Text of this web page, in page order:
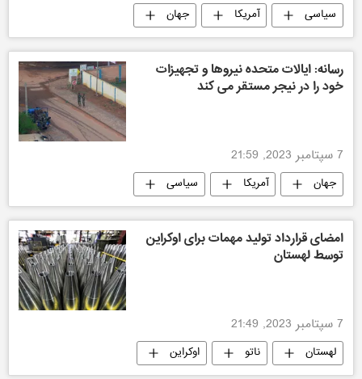
سیاسی آمریکا جهان
رسانه: ایالات متحده نیروها و تجهیزات
خود را در نیجر مستقر می کند
7 سپتامبر 2023, 21:59
جهان آمریکا
سیاسی
تکنولوژی نظامی
امضای قرارداد تولید مهمات برای اوکراین
توسط لهستان
7 سپتامبر 2023, 21:49
لهستان ناتو
اوکراین